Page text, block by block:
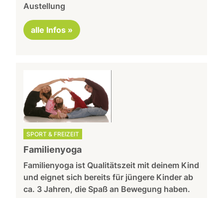
Austellung
alle Infos »
SPORT & FREIZEIT
Familienyoga
Familienyoga ist Qualitätszeit mit deinem Kind
und eignet sich bereits für jüngere Kinder ab
ca. 3 Jahren, die Spaß an Bewegung haben.